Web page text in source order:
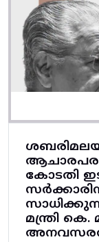
കോടതി
മന്ത്രി